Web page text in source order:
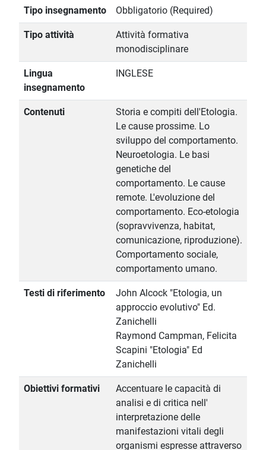
Tipo insegnamento Obbligatorio (Required)
Tipo attività
Attività formativa
monodisciplinare
Lingua
insegnamento
INGLESE
Contenuti
Storia e compiti dell'Etologia.
Le cause prossime. Lo
sviluppo del comportamento.
Neuroetologia. Le basi
genetiche del
comportamento. Le cause
remote. L'evoluzione del
comportamento. Eco-etologia
(sopravvivenza, habitat,
comunicazione, riproduzione).
Comportamento sociale,
comportamento umano.
Testi di riferimento
John Alcock "Etologia, un
approccio evolutivo" Ed.
Zanichelli
Raymond Campman, Felicita
Scapini "Etologia" Ed
Zanichelli
Obiettivi formativi
Accentuare le capacità di
analisi e di critica nell'
interpretazione delle
manifestazioni vitali degli
organismi espresse attraverso